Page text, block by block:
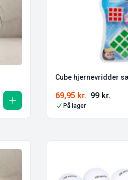
Cube hjernevridder
99kr.
69,95 kr.
På lager